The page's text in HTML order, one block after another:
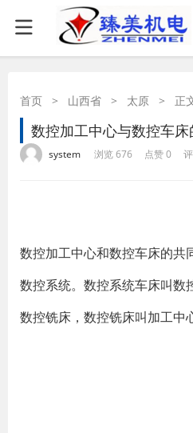
首页 > 山西省 > 太原 > 正
数控加工中心与数控车床
system 浏览 676 点赞 0
数控加工中心和数控车床的共
数控系统。数控系统车床叫数
数控铣床，数控铣床叫加工中